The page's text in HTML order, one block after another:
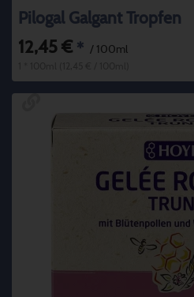
Pilogal Galgant Tropfen
12,45 € * / 100ml